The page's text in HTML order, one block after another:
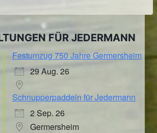
FÜR JEDERMANN
Festumzug 750 Jahre Germersheim
29 Aug. 26
Schnupperpaddeln für Jedermann
2 Sep. 26
Germersheim